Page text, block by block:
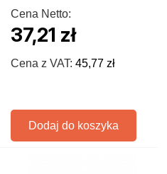
Cena Netto:
37,21 zł
Cena z VAT:45,77 zł
Dodaj do koszyka